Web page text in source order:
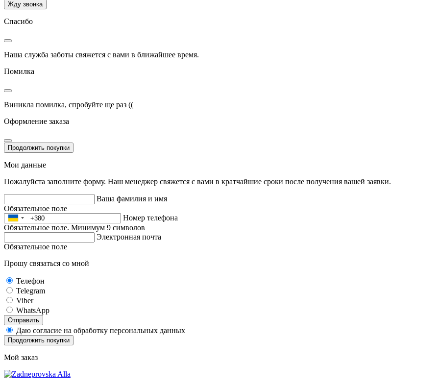
Жду звонка
Спасибо
Наша служба заботы свяжется с вами в ближайшее время.
Помилка
Виникла помилка, спробуйте ще раз ((
Оформление заказа
Продолжить покупки
Мои данные
Пожалуйста заполните форму. Наш менеджер свяжется с вами в кратчайшие сроки после получения вашей заявки.
Ваша фамилия и имя
Обязательное поле
Номер телефона
Обязательное поле. Минимум 9 символов
Электронная почта
Обязательное поле
Прошу связаться со мной
Телефон
Telegram
Viber
WhatsApp
Отправить
Даю согласие на обработку персональных данных
Продолжить покупки
Мой заказ